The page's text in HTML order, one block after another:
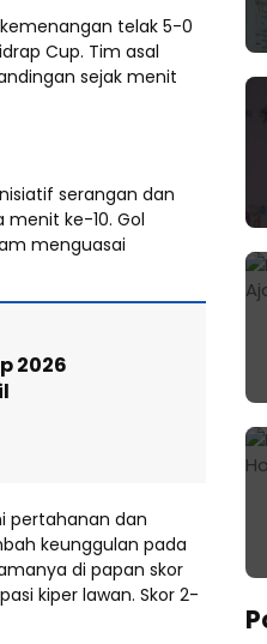
telak 5-0
Cup. Tim asal
sejak menit
serangan dan
menit ke-10. Gol
menguasai
2026
pertahanan dan
keunggulan pada
di papan skor
kiper lawan. Skor 2-